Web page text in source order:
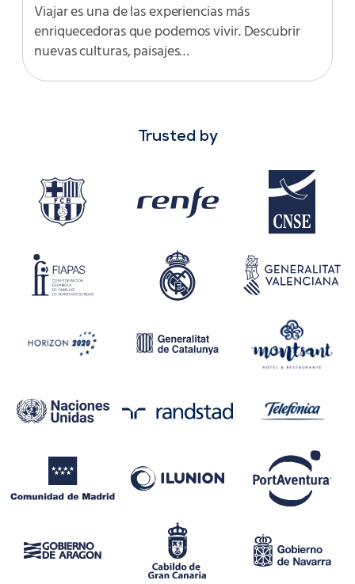
Viajar es una de las experiencias más
enriquecedoras que podemos vivir. Descubrir
nuevas culturas, paisajes…
Trusted by